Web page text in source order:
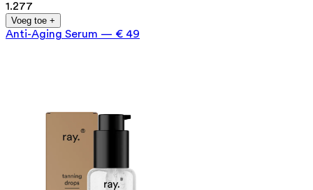
1.277
Voeg toe +
Anti-Aging Serum — € 49